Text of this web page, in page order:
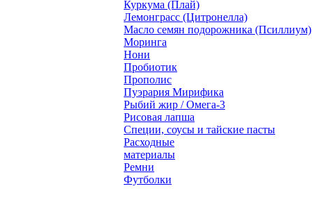
Куркума (Плай)
Лемонграсс (Цитронелла)
Масло семян подорожника (Псиллиум)
Моринга
Нони
Пробиотик
Прополис
Пуэрария Мирифика
Рыбий жир / Омега-3
Рисовая лапша
Специи, соусы и тайские пасты
Расходные
материалы
Ремни
Футболки